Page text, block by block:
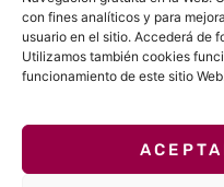
con fines analíticos y para
usuario en el sitio. Accederá de
Utilizamos también cookies
funcionamiento de este sitio
¿Ya conoces Barber